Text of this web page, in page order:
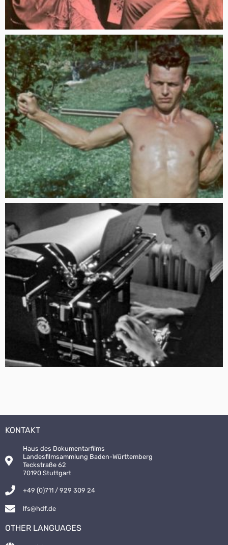
KONTAKT
Haus des Dokumentarfilms
Landesfilmsammlung Baden-Württemberg
Teckstraße 62
70190 Stuttgart
+49 (0)711 / 929 309 24
lfs@hdf.de
OTHER LANGUAGES